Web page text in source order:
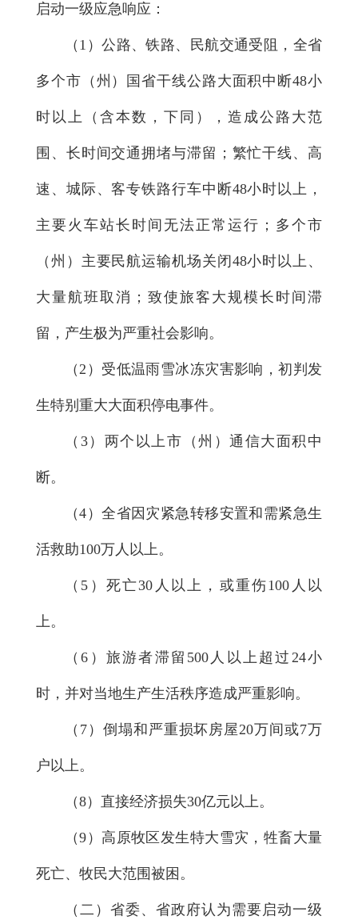
启动一级应急响应：
（1）公路、铁路、民航交通受阻，全省
多个市（州）国省干线公路大面积中断48小
时以上（含本数，下同），造成公路大范
围、长时间交通拥堵与滞留；繁忙干线、高
速、城际、客专铁路行车中断48小时以上，
主要火车站长时间无法正常运行；多个市
（州）主要民航运输机场关闭48小时以上、
大量航班取消；致使旅客大规模长时间滞
留，产生极为严重社会影响。
（2）受低温雨雪冰冻灾害影响，初判发
生特别重大大面积停电事件。
（3）两个以上市（州）通信大面积中
断。
（4）全省因灾紧急转移安置和需紧急生
活救助100万人以上。
（5）死亡30人以上，或重伤100人以
上。
（6）旅游者滞留500人以上超过24小
时，并对当地生产生活秩序造成严重影响。
（7）倒塌和严重损坏房屋20万间或7万
户以上。
（8）直接经济损失30亿元以上。
（9）高原牧区发生特大雪灾，牲畜大量
死亡、牧民大范围被困。
（二）省委、省政府认为需要启动一级